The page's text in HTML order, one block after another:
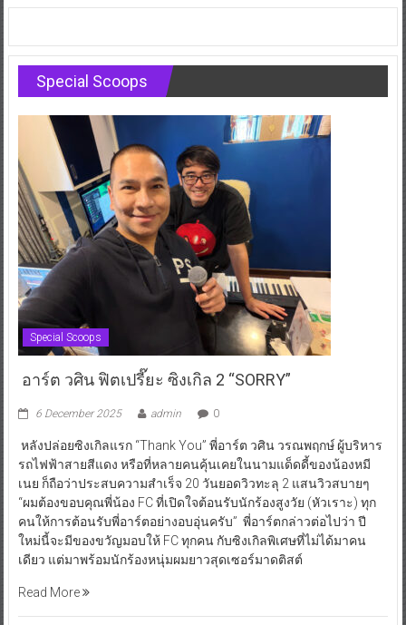
Special Scoops
Special Scoops
อาร์ต วศิน ฟิตเปรี๊ยะ ซิงเกิล 2 “SORRY”
6 December 2025 admin 0
หลังปล่อยซิงเกิลแรก “Thank You” พี่อาร์ต วศิน วรณพฤกษ์ ผู้บริหาร
รถไฟฟ้าสายสีแดง หรือที่หลายคนคุ้นเคยในนามแด็ดดี้ของน้องหมี
เนย ก็ถือว่าประสบความสำเร็จ 20 วันยอดวิวทะลุ 2 แสนวิวสบายๆ
“ผมต้องขอบคุณพี่น้อง FC ที่เปิดใจต้อนรับนักร้องสูงวัย (หัวเราะ) ทุก
คนให้การต้อนรับพี่อาร์ตอย่างอบอุ่นครับ” พี่อาร์ตกล่าวต่อไปว่า ปี
ใหม่นี้จะมีของขวัญมอบให้ FC ทุกคน กับซิงเกิลพิเศษที่ไม่ได้มาคน
เดียว แต่มาพร้อมนักร้องหนุ่มผมยาวสุดเซอร์มาดติสต์
Read More